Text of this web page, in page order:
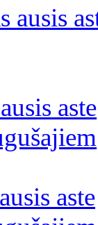
ausis
aste
aste